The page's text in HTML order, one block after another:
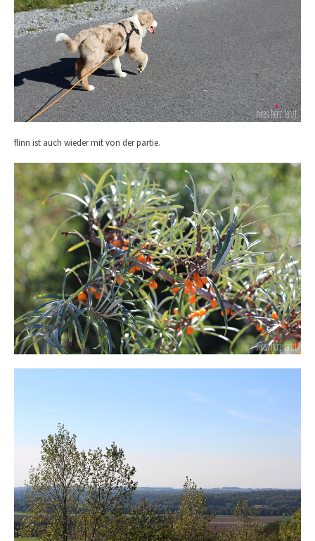
flinn ist auch wieder mit von der partie.